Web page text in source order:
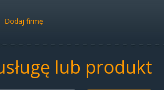
Dodaj firmę
lub produkt